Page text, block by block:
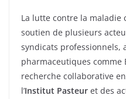
La lutte contre la maladie
soutien de plusieurs
syndicats professionnels,
pharmaceutiques comme
recherche collaborative
l’Institut Pasteur et des